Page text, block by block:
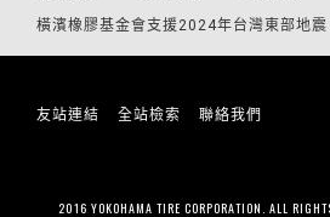
橫濱橡膠基金會支援2024年台灣東部地震
友站連結 全站檢索 聯絡我們
2016 YOKOHAMA TIRE CORPORATION. ALL